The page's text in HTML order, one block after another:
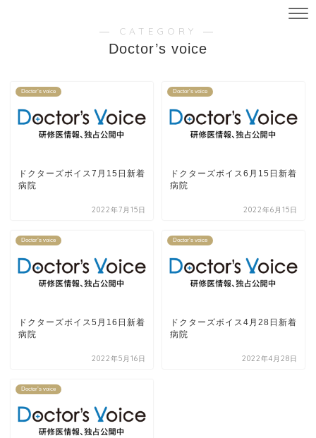
― CATEGORY ―
Doctor’s voice
Doctor’s voice
ドクターズボイス7月15日新着
病院
2022年7月15日
Doctor’s voice
ドクターズボイス6月15日新着
病院
2022年6月15日
Doctor’s voice
ドクターズボイス5月16日新着
病院
2022年5月16日
Doctor’s voice
ドクターズボイス4月28日新着
病院
2022年4月28日
Doctor’s voice